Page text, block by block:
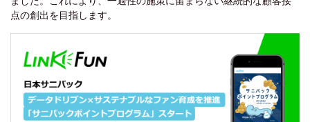
点の創出を目指します。